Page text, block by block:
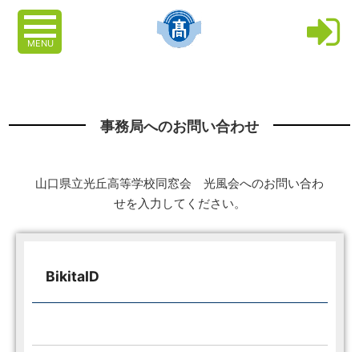
MENU
事務局へのお問い合わせ
山口県立光丘高等学校同窓会 光風会へのお問い合わ
せを入力してください。
BikitaID